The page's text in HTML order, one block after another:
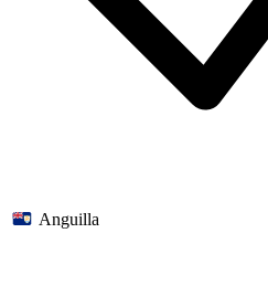
Anguilla